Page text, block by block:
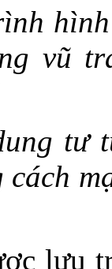
vũ
tư
lưu